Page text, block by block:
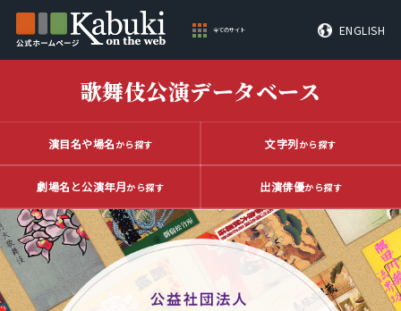
全てのサイト ENGLISH
歌舞伎公演データベース
演目名や場名から探す 文字列から探す
劇場名と公演年月から探す 出演俳優から探す